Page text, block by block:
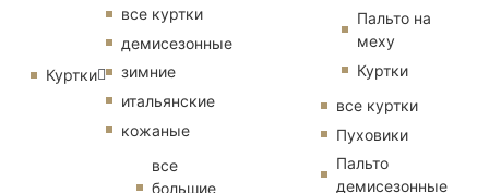
Куртки
все куртки
демисезонные
зимние
итальянские
кожаные
все
большие
Пальто на
меху
Куртки
все куртки
Пуховики
Пальто
демисезонные